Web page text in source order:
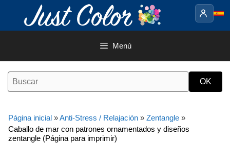
contenido
Menú
Página inicial »Anti-Stress / Relajación » Zentangle »
Caballo de mar con patrones ornamentados y diseños
zentangle (Página para imprimir)